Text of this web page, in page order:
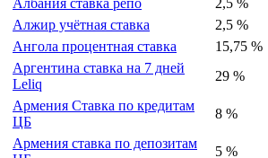
денежного рынка
Азербайджан ставка
рефинансирования НБ
6,5 %
Албания ставка репо
Алжир учётная ставка
Ангола процентная ставка
15,75 %
Аргентина ставка на 7 дней
Leliq